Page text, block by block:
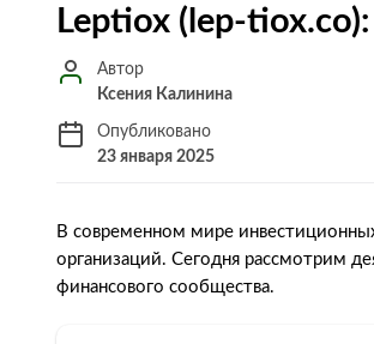
Leptiox (lep-
Автор
Ксения Калинина
Опубликовано
23 января 2025
В современном мире
организаций. Сегодня рассмотрим
финансового сообщества.